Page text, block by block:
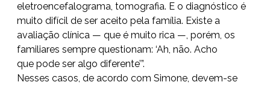
eletroencefalograma, tomografia. E o diagnóstico é
muito difícil de ser aceito pela família. Existe a
avaliação clínica — que é muito rica —, porém, os
familiares sempre questionam: ‘Ah, não. Acho
que pode ser algo diferente’”.
Nesses casos, de acordo com Simone, devem-se